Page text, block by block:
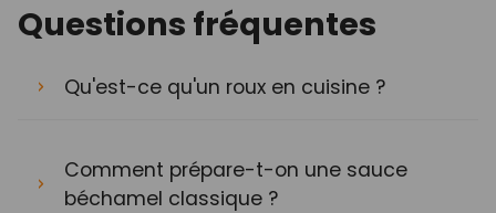
Questions fréquentes
Qu'est-ce qu'un roux en cuisine ?
Comment prépare-t-on une sauce
béchamel classique ?